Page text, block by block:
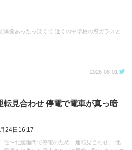
爆発あったっぽくて 近くの中学校の窓ガラスと
2026-08-01
転見合わせ 停電で電車が真っ暗
24日16:17
住〜北綾瀬間で停電のため、運転見合わせ。 北